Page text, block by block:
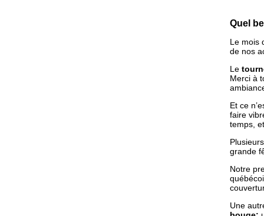
Quel
Le mois
de nos
Le
Merci à
Et ce
faire
temps,
grande
Notre
Une